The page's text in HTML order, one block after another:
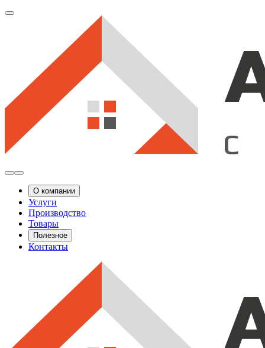
О компании
Услуги
Производство
Товары
Полезное
Контакты